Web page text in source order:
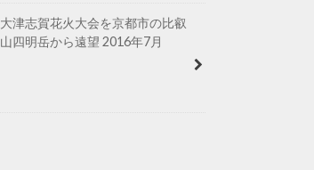
大津志賀花火大会を京都市の比叡
山四明岳から遠望 2016年7月